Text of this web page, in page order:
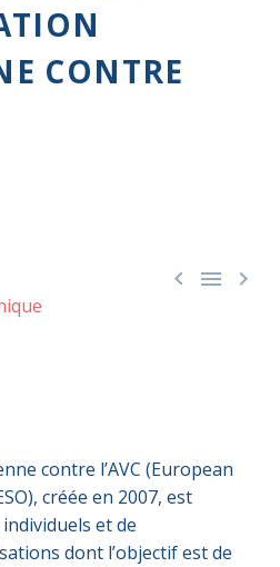
CONTRE
  
contre l’AVC (European
créée en 2007, est
et de
dont l’objectif est de